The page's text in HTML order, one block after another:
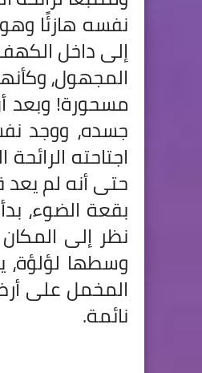
نفسه هازئًا
إلى داخل
المجهول،
مسحورة! وبعد
جسده، ووجد
اجتاحته
حتى أنه لم يعد
بقعة الضوء،
نظر إلى
وسطها لؤلؤة،
المخمل على
نائمة.